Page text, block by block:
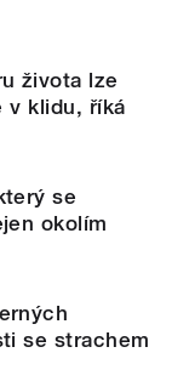
života lze
v klidu, říká
se
okolím
se strachem